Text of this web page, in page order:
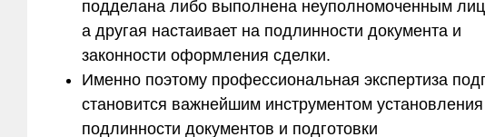
подделана либо выполнена неуполномоченным
а другая настаивает на подлинности документа и
законности оформления сделки.
Именно поэтому профессиональная экспертиза
становится важнейшим инструментом установления
подлинности документов и подготовки